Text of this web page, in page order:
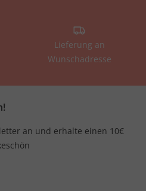
Lieferung an
Wunschadresse
an und erhalte einen 10€